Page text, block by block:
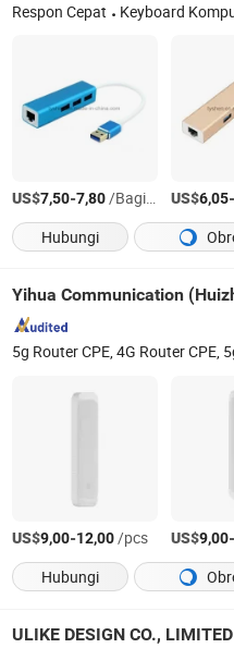
Respon Cepat Keyboard Komputer, Mouse Komputer,
US$7,50-7,80/Bagian US$6,05-
Hubungi
Yihua Communication
US$9,00-12,00/pcs US$9,00-
Hubungi
ULIKE DESIGN CO., LIMITED